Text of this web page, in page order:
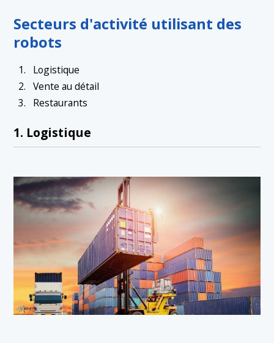
Secteurs d'activité utilisant des
robots
Logistique
Vente au détail
Restaurants
1. Logistique